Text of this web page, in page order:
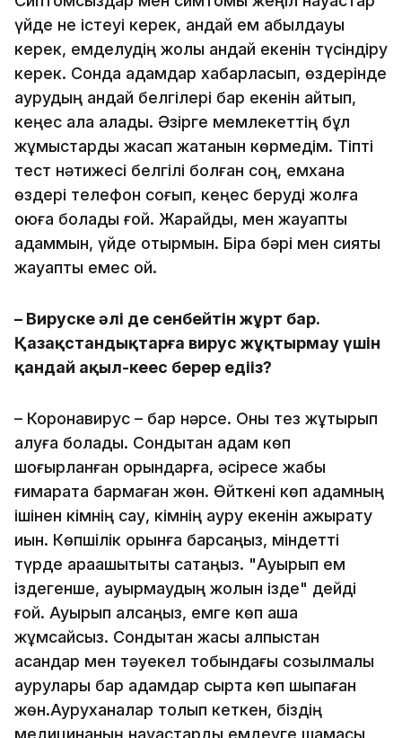
үйде не істеуі керек, қандай ем қабылдауы
керек, емделудің жолы қандай екенін түсіндіру
керек. Сонда адамдар хабарласып, өздерінде
аурудың қандай белгілері бар екенін айтып,
кеңес ала алады. Әзірге мемлекеттің бұл
жұмыстарды жасап жатқанын көрмедім. Тіпті
тест нәтижесі белгілі болған соң, емхана
өздері телефон соғып, кеңес беруді жолға
қоюға болады ғой. Жарайды, мен жауапты
адаммын, үйде отырмын. Бірақ бәрі мен сияқты
жауапты емес қой.
– Вируске әлі де сенбейтін жұрт бар.
Қазақстандықтарға вирус жұқтырмау үшін
қандай ақыл-кеңес берер едіңіз?
– Коронавирус – бар нәрсе. Оны тез жұқтырып
алуға болады. Сондықтан адам көп
шоғырланған орындарға, әсіресе жабық
ғимаратқа бармаған жөн. Өйткені көп адамның
ішінен кімнің сау, кімнің ауру екенін ажырату
қиын. Көпшілік орынға барсаңыз, міндетті
түрде арақашықтықты сақтаңыз. "Ауырып ем
іздегенше, ауырмаудың жолын ізде" дейді
ғой. Ауырып қалсаңыз, емге көп ақша
жұмсайсыз. Сондықтан жасы алпыстан
асқандар мен тәуекел тобындағы созылмалы
аурулары бар адамдар сыртқа көп шықпаған
жөн.Ауруханалар толып кеткен, біздің
медицинаның науқастарды емдеуге шамасы